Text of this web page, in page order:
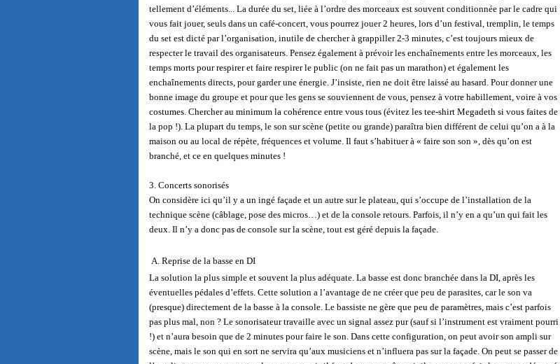
tellement d’éléments... La durée du set, liée à l’ordre des morceaux est souvent conditionnée par le cadre qui
vous fait jouer, seuls dans un café-concert, vous pourrez jouer 2 heures, lors d’un festival, tremplin, le temps
du set est dicté par l’organisation, inutile de chercher à grappiller 2-3 minutes, c’est toujours mieux de
respecter le travail des organisateurs. Pensez également à prévoir les enchaînements entre les morceaux, les
temps morts pour respirer et faire respirer le public (on ne fait pas un marathon) et également les
enchaînements directs, pour garder une énergie. J’insiste, rien ne doit être laissé au hasard. Pour donner une
bonne image du groupe et pour que les gens se souviennent de vous, pensez à votre habillement, voire à vos
costumes. Chercher au minimum la cohérence entre vous tous (évitez les tee-shirt Megadeth si vous faites de
la pop !). La plupart du temps, le son sur scène (petite ou grande) paraîtra bien différent de celui qu’on a à la
maison ou au local de répète, fréquences et volume. Il faut s’habituer à « faire son son », dès qu’on est
branché, et ce en quelques minutes !
3. Concerts sonorisés
On considère ici qu’il y a un ingé façade et un autre sur le plateau, qui s’occupe de l’installation de la
technique scène (câblage, pose des micros…) et de la console retours. Parfois, il n’y en a qu’un qui fait les
deux. Il n’y a donc pas de console sur la scène, tout est géré depuis la façade.
A. Reprise de la basse en DI
La solution la plus simple et souvent la plus adéquate. La basse est donc branchée dans la DI, après les
éventuelles pédales d’effets. Cette solution a l’avantage de ne créer que peu de parasites, car le son va
(presque) directement de la basse à la console. Le bassiste ne gère que peu de paramètres, mais c’est parfois
pas plus mal, non ? Le sonorisateur travaille avec un signal assez pur (sauf si l’instrument est vraiment pourri
!) et n’aura besoin que de 2 minutes pour faire le son. Dans cette configuration, on peut avoir son ampli sur
scène, mais le son qui en sort ne servira qu’aux musiciens et n’influera pas sur la façade. On peut se passer de